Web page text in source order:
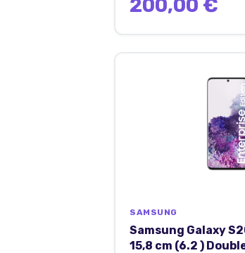
200,00 €
SAMSUNG
Samsung Galaxy
15,8 cm (6.2 )